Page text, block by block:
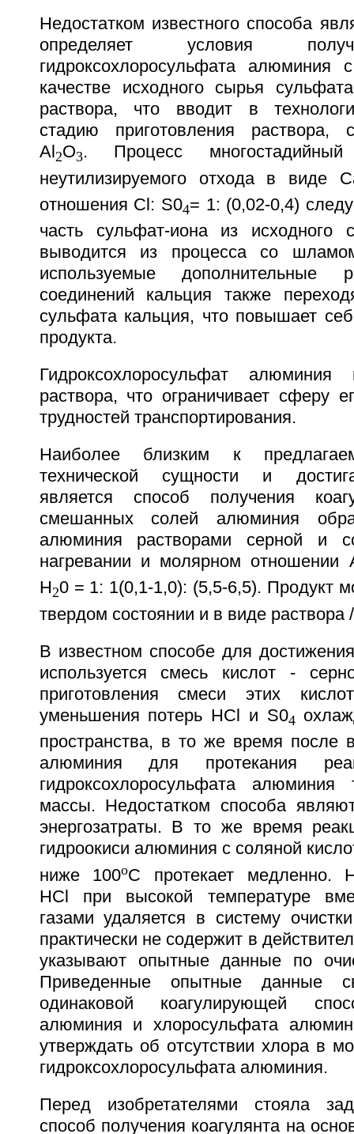
Недостатком известного способа
определяет условия
гидроксохлоросульфата алюминия
качестве исходного сырья
раствора, что вводит в
стадию приготовления раствора,
Аl 2O3. Процесс
неутилизируемого отхода в виде
отношения Cl: S04= 1: (0,02-0,4)
часть сульфат-иона из исходного
выводится из процесса со
используемые
соединений кальция также
сульфата кальция, что повышает
продукта.
Гидроксохлоросульфат
раствора, что ограничивает сферу
трудностей транспортирования.
Наиболее близким к
технической сущности и
является способ получения
смешанных солей алюминия
алюминия растворами серной и
нагревании и молярном отношении
H 20 = 1: 1(0,1-1,0): (5,5-6,5). Продукт
твердом состоянии и в виде раствора
В известном способе для
используется смесь кислот -
приготовления смеси этих
уменьшения потерь НСl и S04
пространства, в то же время после
алюминия для протекания
гидроксохлоросульфата алюминия
массы. Недостатком способа
энергозатраты. В то же время
гидроокиси алюминия с соляной
ниже 100oС протекает медленно.
НСl при высокой температуре
газами удаляется в систему
практически не содержит в
указывают опытные данные по
Приведенные опытные данные
одинаковой коагулирующей
алюминия и хлоросульфата
утверждать об отсутствии хлора в
гидроксохлоросульфата алюминия.
Перед изобретателями стояла
способ получения коагулянта на